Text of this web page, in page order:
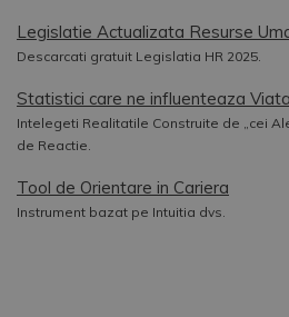
Legislatie Actualizata Resurse
Descarcati gratuit Legislatia HR 2025.
Statistici care ne influenteaza Viata
Intelegeti Realitatile Construite de „cei
de Reactie.
Tool de Orientare in Cariera
Instrument bazat pe Intuitia dvs.